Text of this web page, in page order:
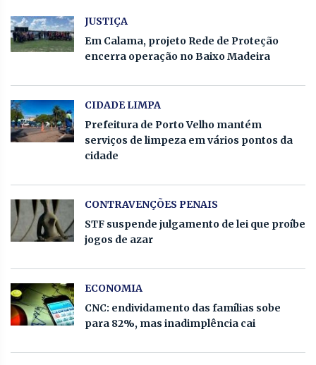
JUSTIÇA
Em Calama, projeto Rede de Proteção
encerra operação no Baixo Madeira
CIDADE LIMPA
Prefeitura de Porto Velho mantém
serviços de limpeza em vários pontos da
cidade
CONTRAVENÇÕES PENAIS
STF suspende julgamento de lei que proíbe
jogos de azar
ECONOMIA
CNC: endividamento das famílias sobe
para 82%, mas inadimplência cai